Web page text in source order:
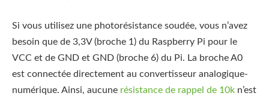
Si vous utilisez une photorésistance soudée, vous n’avez
besoin que de 3,3V (broche 1) du Raspberry Pi pour le
VCC et de GND et GND (broche 6) du Pi. La broche A0
est connectée directement au convertisseur analogique-
numérique. Ainsi, aucune résistance de rappel de 10k n’est